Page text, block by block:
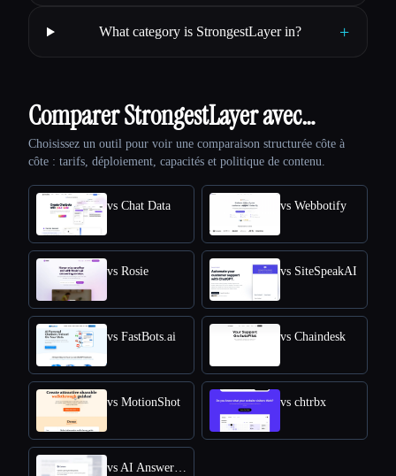
What category is StrongestLayer in? +
Comparer StrongestLayer avec…
Choisissez un outil pour voir une comparaison structurée côte à
côte : tarifs, déploiement, capacités et politique de contenu.
vs Chat Data vs Webbotify
vs Rosie vs SiteSpeakAI
vs FastBots.ai vs Chaindesk
vs MotionShot vs chtrbx
vs AI Answers by Cohere